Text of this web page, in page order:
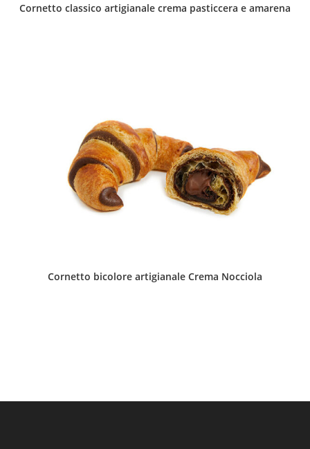
Cornetto classico artigianale crema pasticcera e amarena
Cornetto bicolore artigianale Crema Nocciola